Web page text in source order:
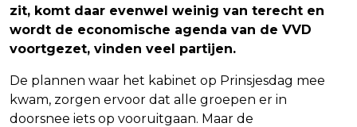
zit, komt daar evenwel weinig van terecht en
wordt de economische agenda van de VVD
voortgezet, vinden veel partijen.
De plannen waar het kabinet op Prinsjesdag mee
kwam, zorgen ervoor dat alle groepen er in
doorsnee iets op vooruitgaan. Maar de